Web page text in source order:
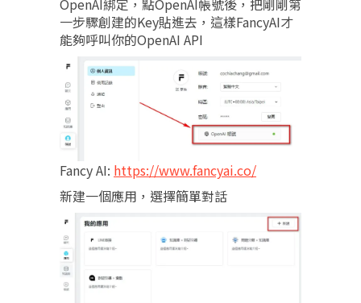
一步驟創建的Key貼進去，這樣FancyAI才
能夠呼叫你的OpenAI API
Fancy AI: https://www.fancyai.co/
新建一個應用，選擇簡單對話